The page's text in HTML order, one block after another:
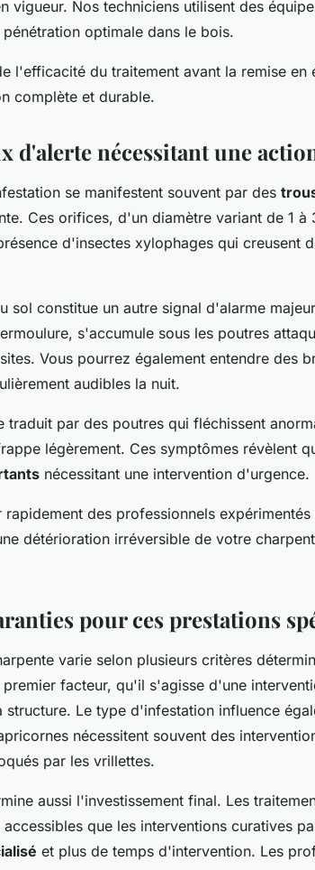
vigueur. Nos techniciens utilisent des
optimale dans le bois.
l'efficacité du traitement avant la remise en
complète et durable.
d'alerte nécessitant une
se manifestent souvent par des
Ces orifices, d'un diamètre variant de 1 à
d'insectes xylophages qui creusent
sol constitue un autre signal d'alarme
s'accumule sous les poutres
Vous pourrez également entendre des
audibles la nuit.
traduit par des poutres qui fléchissent
légèrement. Ces symptômes révèlent
nécessitant une intervention d'urgence.
des professionnels
détérioration irréversible de votre
pour ces prestations
varie selon plusieurs critères
facteur, qu'il s'agisse d'une
Le type d'infestation influence
nécessitent souvent des
par les vrillettes.
aussi l'investissement final. Les
que les interventions curatives
et plus de temps d'intervention. Les